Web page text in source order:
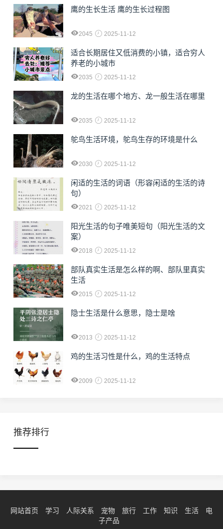
鹰的生长生活 鹰的生长过程图
2045 2025-11-12
适合长期居住又低消费的小镇，适合穷人
养老的小城市
2035 2025-11-12
龙的生活在哪个地方、龙一般生活在哪里
2035 2025-11-12
鸵鸟生活环境，鸵鸟生存的环境是什么
2030 2025-11-12
闲适的生活的词语（形容闲适的生活的诗
句）
2021 2025-11-12
阳光生活的句子唯美短句（阳光生活的文
案）
2018 2025-11-12
部队真实生活是怎么样的啊、部队里真实
生活
2015 2025-11-12
隐士生活是什么意思，隐士是啥
2013 2025-11-12
鸡的生活习性是什么，鸡的生活特点
2009 2025-11-12
推荐排行
网站首页 学习 人际关系 宠物 旅行 工作 知识 生活
电
子产品